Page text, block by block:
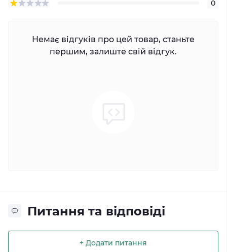
0
Немає відгуків про цей товар, станьте
першим, залиште свій відгук.
Питання та відповіді
+ Додати питання